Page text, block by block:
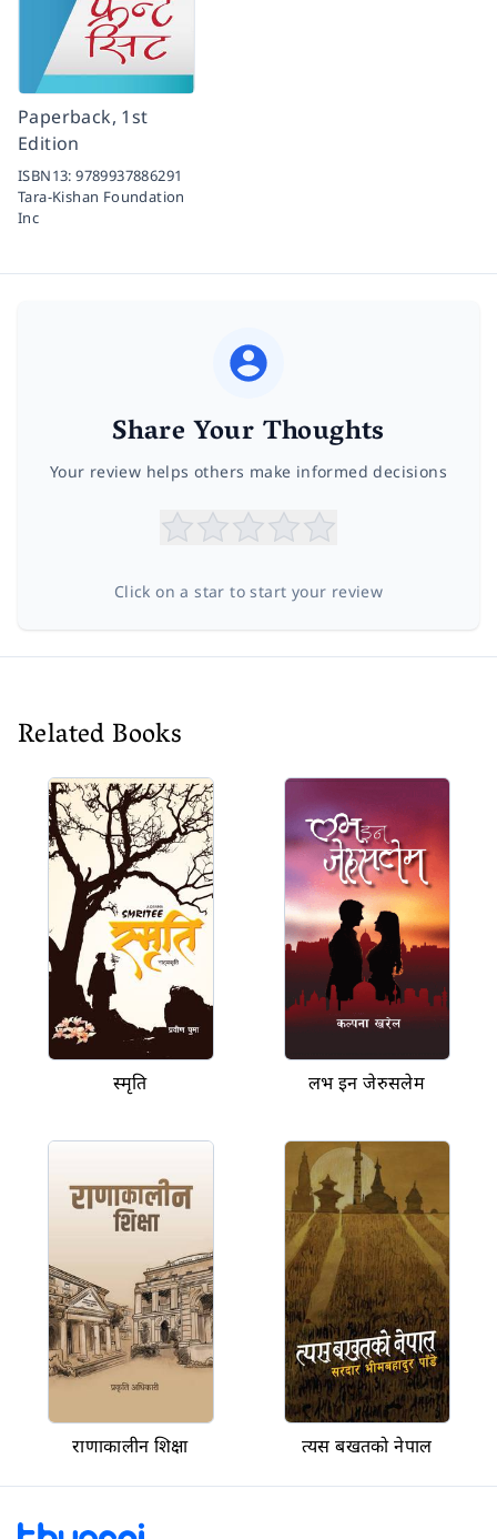
Paperback, 1st
Edition
ISBN13:9789937886291
Tara-Kishan Foundation
Inc
Share Your Thoughts
Your review helps others make informed decisions
Click on a star to start your review
Related Books
स्मृति लभ इन जेरुसलेम
राणाकालीन शिक्षा त्यस बखतको नेपाल